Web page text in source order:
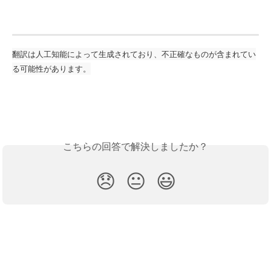
翻訳は人工知能によって生成されており、不正確なものが含まれてい
る可能性があります。
こちらの回答で解決しましたか？
😞 😐 😃